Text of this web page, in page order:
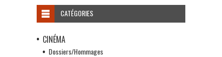
CATÉGORIES
CINÉMA
Dossiers/Hommages